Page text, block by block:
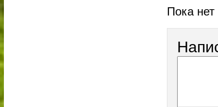
Пока